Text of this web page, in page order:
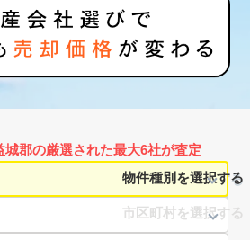
城郡の厳選された最大6社が査定